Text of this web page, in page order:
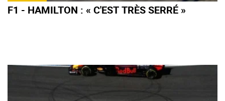
F1 - HAMILTON : « C'EST TRÈS SERRÉ »